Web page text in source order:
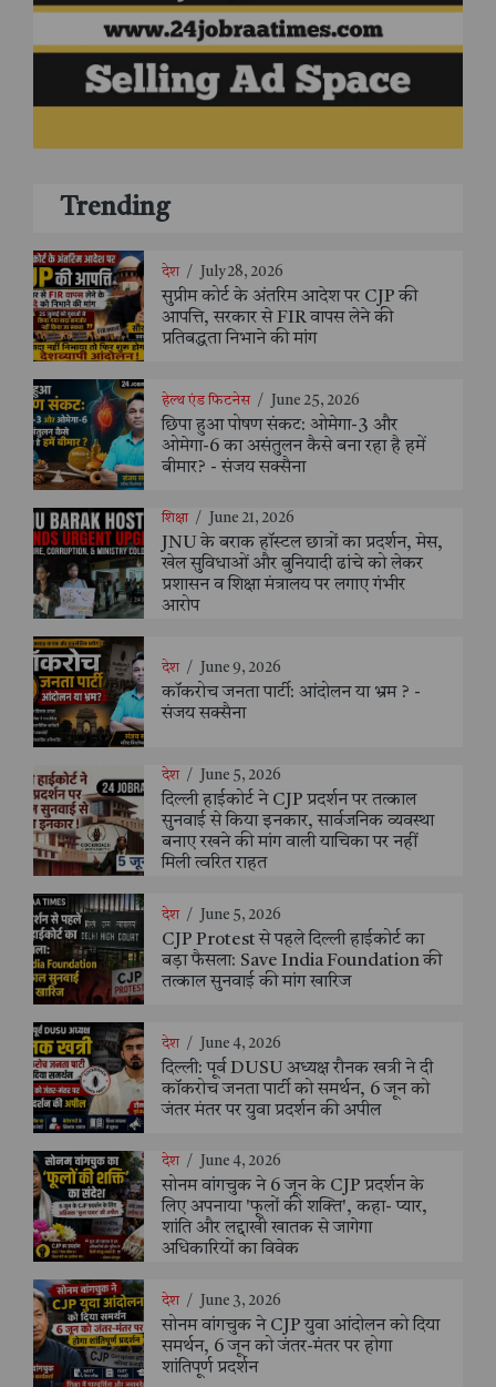
Trending
देश / July 28, 2026
सुप्रीम कोर्ट के अंतरिम आदेश पर CJP की
आपत्ति, सरकार से FIR वापस लेने की
प्रतिबद्धता निभाने की मांग
हेल्थ एंड फिटनेस / June 25, 2026
छिपा हुआ पोषण संकट: ओमेगा-3 और
ओमेगा-6 का असंतुलन कैसे बना रहा है हमें
बीमार? - संजय सक्सैना
शिक्षा / June 21, 2026
JNU के बराक हॉस्टल छात्रों का प्रदर्शन, मेस,
खेल सुविधाओं और बुनियादी ढांचे को लेकर
प्रशासन व शिक्षा मंत्रालय पर लगाए गंभीर
आरोप
देश / June 9, 2026
कॉकरोच जनता पार्टी: आंदोलन या भ्रम ? -
संजय सक्सैना
देश / June 5, 2026
दिल्ली हाईकोर्ट ने CJP प्रदर्शन पर तत्काल
सुनवाई से किया इनकार, सार्वजनिक व्यवस्था
बनाए रखने की मांग वाली याचिका पर नहीं
मिली त्वरित राहत
देश / June 5, 2026
CJP Protest से पहले दिल्ली हाईकोर्ट का
बड़ा फैसला: Save India Foundation की
तत्काल सुनवाई की मांग खारिज
देश / June 4, 2026
दिल्ली: पूर्व DUSU अध्यक्ष रौनक खत्री ने दी
कॉकरोच जनता पार्टी को समर्थन, 6 जून को
जंतर मंतर पर युवा प्रदर्शन की अपील
देश / June 4, 2026
सोनम वांगचुक ने 6 जून के CJP प्रदर्शन के
लिए अपनाया 'फूलों की शक्ति', कहा- प्यार,
शांति और लद्दाखी खातक से जागेगा
अधिकारियों का विवेक
देश / June 3, 2026
सोनम वांगचुक ने CJP युवा आंदोलन को दिया
समर्थन, 6 जून को जंतर-मंतर पर होगा
शांतिपूर्ण प्रदर्शन